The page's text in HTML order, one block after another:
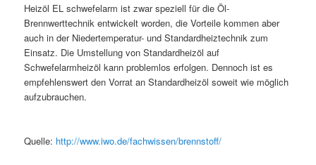
Heizöl EL schwefelarm ist zwar speziell für die Öl-
Brennwerttechnik entwickelt worden, die Vorteile kommen aber
auch in der Niedertemperatur- und Standardheiztechnik zum
Einsatz. Die Umstellung von Standardheizöl auf
Schwefelarmheizöl kann problemlos erfolgen. Dennoch ist es
empfehlenswert den Vorrat an Standardheizöl soweit wie möglich
aufzubrauchen.
Quelle: http://www.iwo.de/fachwissen/brennstoff/